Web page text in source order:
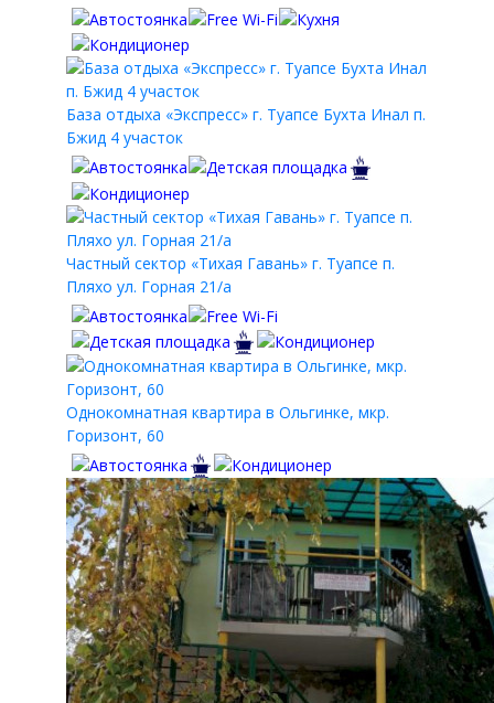
База отдыха «Экспресс» г. Туапсе Бухта Инал п.
Бжид 4 участок
Частный сектор «Тихая Гавань» г. Туапсе п.
Пляхо ул. Горная 21/а
Однокомнатная квартира в Ольгинке, мкр.
Горизонт, 60